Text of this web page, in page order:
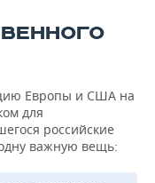
Европы и США на
для
российские
важную вещь: